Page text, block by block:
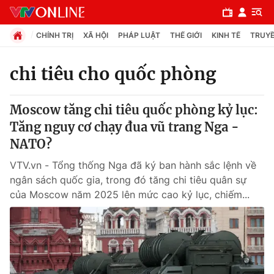
Chuyên mục
Chính trị
Pháp luật
Y tế
Thế giới
CHÍNH TRỊ XÃ HỘI PHÁP LUẬT THẾ GIỚI KINH TẾ
chi tiêu cho quốc phòng
Moscow tăng chi tiêu quốc phòng kỷ lục:
Tăng nguy cơ chạy đua vũ trang Nga -
NATO?
VTV.vn - Tổng thống Nga đã ký ban hành sắc lệnh về
ngân sách quốc gia, trong đó tăng chi tiêu quân sự
của Moscow năm 2025 lên mức cao kỷ lục, chiếm...